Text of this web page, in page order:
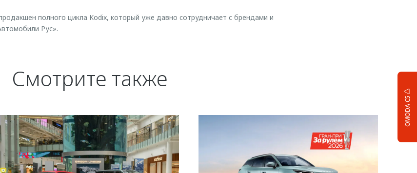
OMODA C5
полного цикла Kodix, который уже давно сотрудничает с брендами и
Рус».
Смотрите также